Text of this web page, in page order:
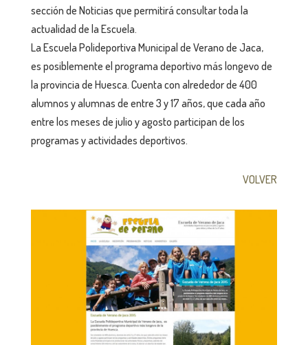
sección de Noticias que permitirá consultar toda la
actualidad de la Escuela.
La Escuela Polideportiva Municipal de Verano de Jaca,
es posiblemente el programa deportivo más longevo de
la provincia de Huesca. Cuenta con alrededor de 400
alumnos y alumnas de entre 3 y 17 años, que cada año
entre los meses de julio y agosto participan de los
programas y actividades deportivos.
VOLVER